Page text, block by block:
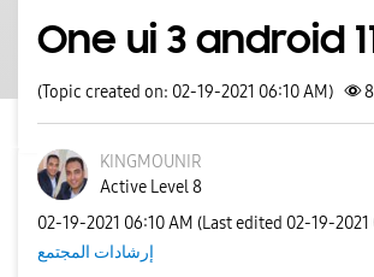
One ui 3 android
(Topic created on: 02-19-2021 06:10 AM)
KINGMOUNIR
Active Level 8
‎02-19-2021 06:10 AM (Last edited ‎02-19-2021
إرشادات المجتمع